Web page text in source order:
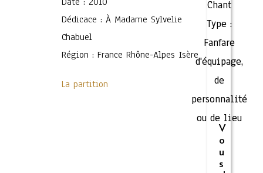
Dédicace : À Madame Sylvelie
Chabuel
Région : France Rhône-Alpes Isère
La partition
Chant
Type :
Fanfare
d'équipage,
de
personnalité
ou de lieu
V
o
u
s